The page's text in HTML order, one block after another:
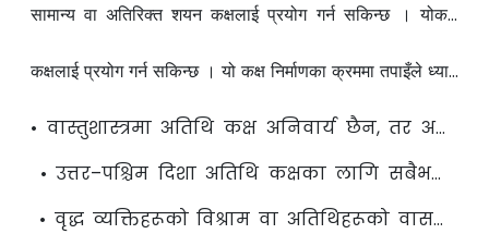
पश्चिम
छुट्टै अतिथि कक्ष बनाउने सम्भावना छैन भने,
सामान्य वा अतिरिक्तशयनकक्षलाई प्रयोग गर्न सकिन्छ । योकक्ष
छन्ः
कक्षलाई प्रयोग गर्न सकिन्छ । योकक्ष निर्माणका क्रममा तपाइँले ध्यान
• वास्तुशास्त्रमा अतिथि कक्ष अनिवार्य छैन, तर अन्य
संरचनाहरू जस्तै त्यसलाई पनि वास्तु
अनुसार बनाउँदा
उपयुक्त हुन्छ
• उत्तर–पश्चिम दिशा अतिथि कक्षका लागि सबैभन्दा
उपयुक्त मानिन्छ ।
• वृद्ध व्यक्तिहरूको विश्राम वा अतिथिहरूको वासका